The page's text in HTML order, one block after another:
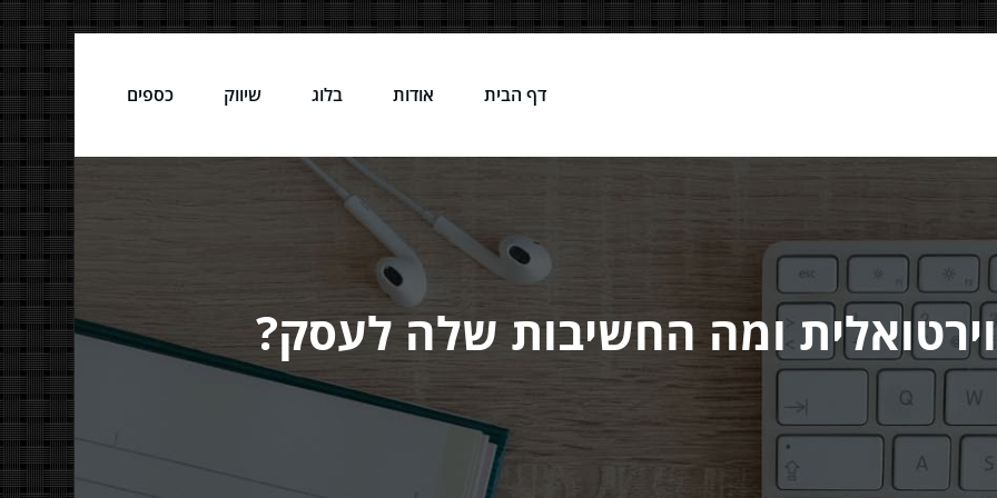
דף הבית אודות בלוג שיווק כספים
ומה החשיבות שלה לעסק?